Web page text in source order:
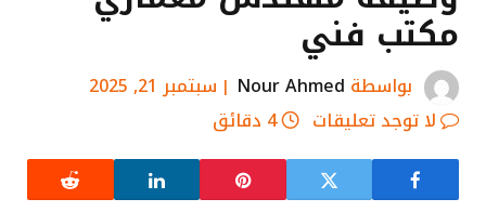
مكتب فني
بواسطة Nour Ahmed
سبتمبر 21, 2025
لا توجد تعليقات
4 دقائق